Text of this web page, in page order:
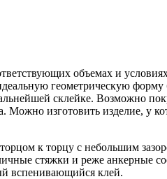
объемах и
геометрическую форму
склейке. Возможно
изготовить изделие, у
к торцу с небольшим
стяжки и реже анкерные
вспенивающийся клей.